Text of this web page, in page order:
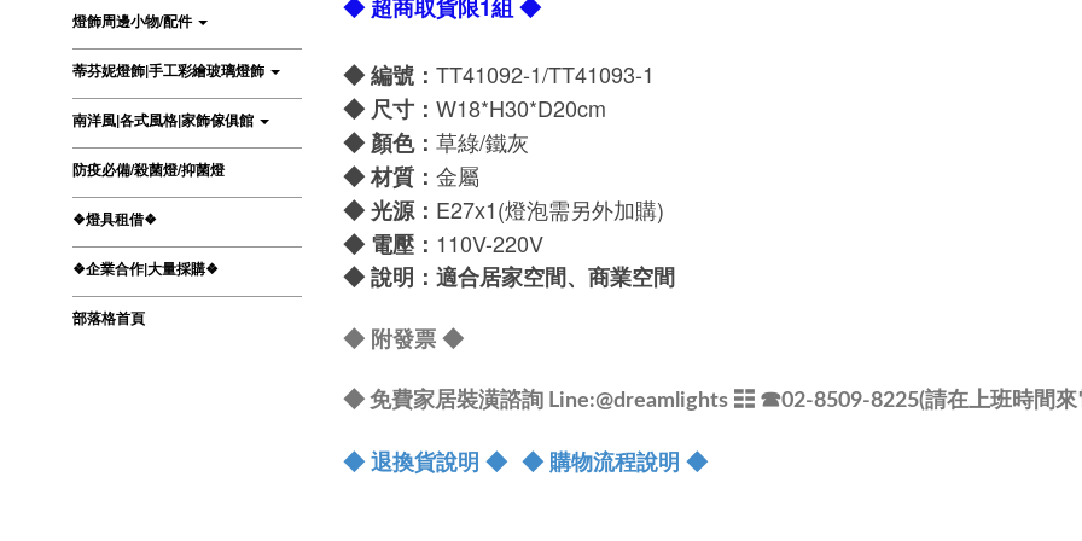
燈飾周邊小物/配件
蒂芬妮燈飾|手工彩繪玻璃燈飾
南洋風|各式風格|家飾傢俱館
防疫必備/殺菌燈/抑菌燈
❖燈具租借❖
❖企業合作|大量採購❖
部落格首頁
◆ 超商取貨限1組 ◆
◆ 編號： TT41092-1/TT41093-1
◆ 尺寸： W18*H30*D20cm
◆ 顏色： 草綠/鐵灰
◆材質： 金屬
◆光源： E27x1(燈泡需另外加購)
◆ 電壓： 110V-220V
◆說明：適合居家空間、商業空間
◆ 附發票◆
◆ 免費家居裝潢諮詢 Line:@dreamlights ☷ ☎02-8509-8225(請在上班時間
◆ 退換貨說明 ◆ ◆ 購物流程說明 ◆